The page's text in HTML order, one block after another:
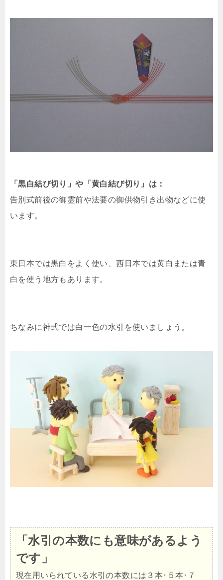
「黒白結び切り」や「黄白結び切り」は：
告別式前後の御霊前や法要の御供物引き出物などに使
います。
東日本では黒白をよく使い、西日本では黄白または青
白を使う地方もあります。
ちなみに神式では白一色の水引を使いましょう。
「水引の本数にも意味があるよう
です」
現在用いられている水引の本数には３本･５本･７